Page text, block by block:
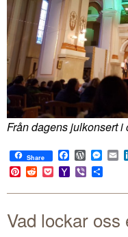
Från dagens julkonsert i
Share Facebook
Pinterest
RedditPocketYahoo
Mail
Viber
Vad lockar oss